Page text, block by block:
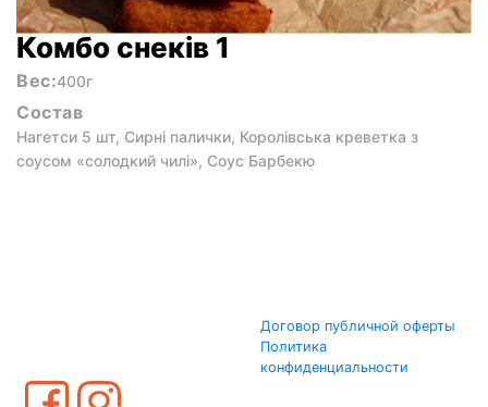
Комбо снеків 1
Вес:400г
Состав
Нагетси 5 шт, Сирні палички, Королівська креветка з
соусом «солодкий чилі», Соус Барбекю
Договор публичной оферты
Политика
конфиденциальности